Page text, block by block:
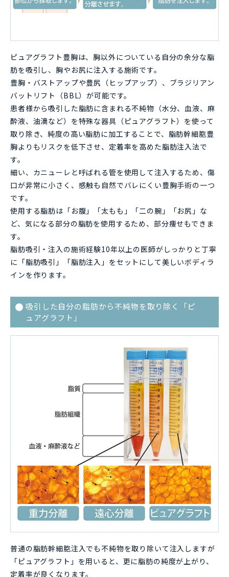
ピュアグラフト豊胸は、胸以外についている自分の余分な脂
肪を吸引し、胸やお尻に注入する施術です。
豊胸・バストアップや豊尻（ヒップアップ）、ブラジリアン
バットリフト（BBL）が可能です。
患者様から吸引した脂肪に含まれる不純物（水分、血液、麻
酔液、油滴など）を特殊な器具（ピュアグラフト）を使って
取り除き、純度の高い脂肪に加工することで、脂肪幹細胞豊
胸よりもリスクを低下させ、定着率を高めた脂肪注入法で
す。
細い、カニューレと呼ばれる管を使用して注入するため、傷
口が非常に小さく、感触も自然でバレにくい豊胸手術の一つ
です。
使用する脂肪は「お腹」「太もも」「二の腕」「お尻」な
ど、気になる部分の脂肪を使用するため、部分痩せもできま
す。
脂肪吸引・注入の施術経験10年以上の医師がしっかりと丁寧
に「脂肪吸引」「脂肪注入」をセットにして美しいボディラ
インを作ります。
吸引した自分の脂肪から不純物を取り除く「ピ
ュアグラフト」
普通の脂肪幹細胞注入でも不純物を取り除いて注入しますが
「ピュアグラフト」を用いると、更に脂肪の純度が上がり、
定着率が良くなります。